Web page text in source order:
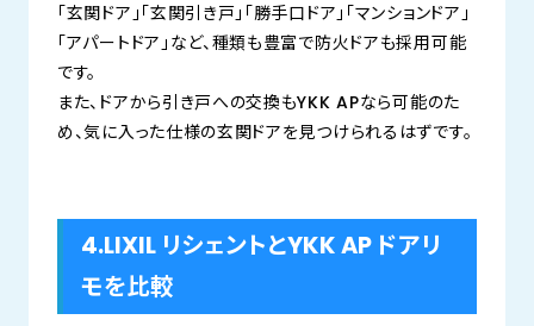
「玄関ドア」「玄関引き戸」「勝手口ドア」「マンションドア」
「アパートドア」など、種類も豊富で防火ドアも採用可能
です。
また、ドアから引き戸への交換もYKK APなら可能のた
め、気に入った仕様の玄関ドアを見つけられるはずです。
4.LIXIL リシェントとYKK AP ドアリ
モを比較